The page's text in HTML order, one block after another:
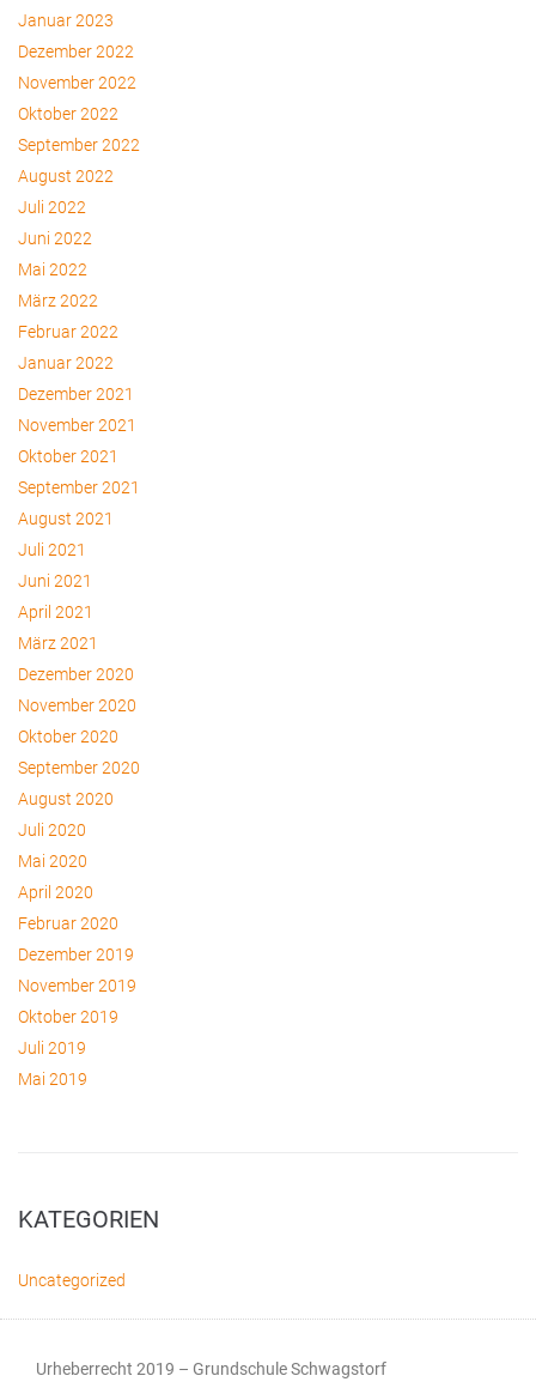
Januar 2023
Dezember 2022
November 2022
Oktober 2022
September 2022
August 2022
Juli 2022
Juni 2022
Mai 2022
März 2022
Februar 2022
Januar 2022
Dezember 2021
November 2021
Oktober 2021
September 2021
August 2021
Juli 2021
Juni 2021
April 2021
März 2021
Dezember 2020
November 2020
Oktober 2020
September 2020
August 2020
Juli 2020
Mai 2020
April 2020
Februar 2020
Dezember 2019
November 2019
Oktober 2019
Juli 2019
Mai 2019
KATEGORIEN
Uncategorized
Urheberrecht 2019 – Grundschule Schwagstorf​